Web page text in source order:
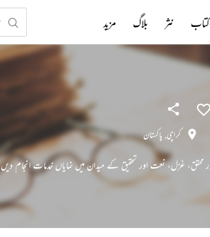
کراچی, پاکستان
محقق، غزل، نعت اور تحقیق کے میدان میں نمایاں خدمات انجام دیں
نثر بلاگ مزید